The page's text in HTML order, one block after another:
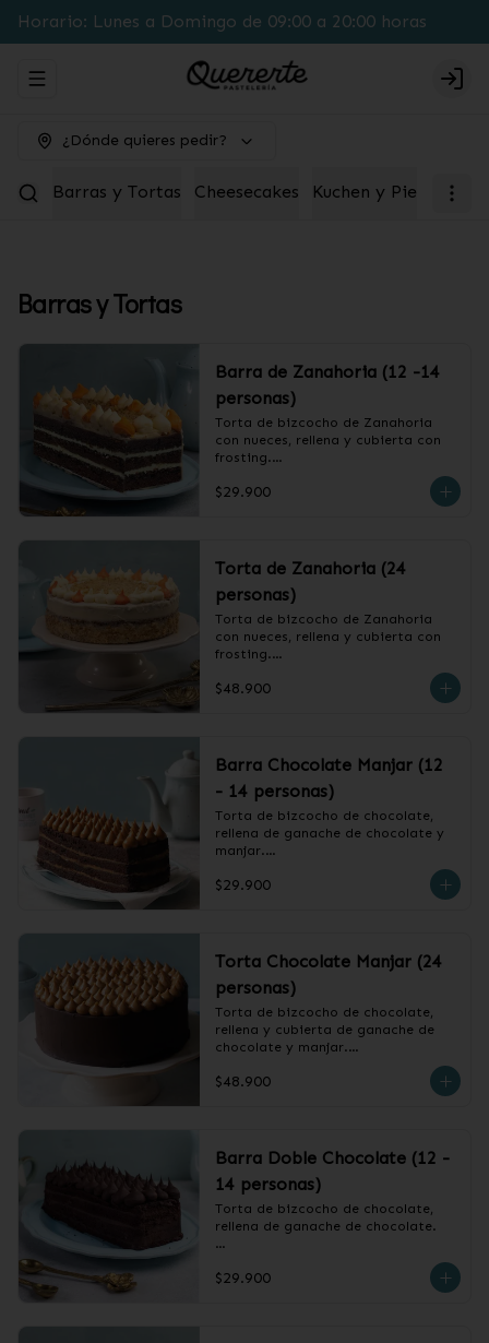
Horario: Lunes a Domingo de 09:00 a 20:00 horas
Abrir menu de navegación
¿Dónde quieres pedir?
Barras y Tortas Cheesecakes Kuchen y Pie Box
Barras y Tortas
Barra de Zanahoria (12 -14
personas)
Torta de bizcocho de Zanahoria
con nueces, rellena y cubierta con
frosting.
❄️ Producto Congelado
$29.900
Torta de Zanahoria (24
personas)
Torta de bizcocho de Zanahoria
con nueces, rellena y cubierta con
frosting.
❄️ Producto Congelado
$48.900
Barra Chocolate Manjar (12
- 14 personas)
Torta de bizcocho de chocolate,
rellena de ganache de chocolate y
manjar.
❄️ Producto Congelado
$29.900
Torta Chocolate Manjar (24
personas)
Torta de bizcocho de chocolate,
rellena y cubierta de ganache de
chocolate y manjar.
❄️ Producto Congelado
$48.900
Barra Doble Chocolate (12 -
14 personas)
Torta de bizcocho de chocolate,
rellena de ganache de chocolate.
$29.900